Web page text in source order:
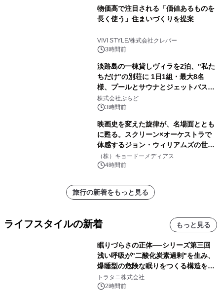
物価高で注目される「価値あるものを
長く使う」住まいづくりを提案
VIVI STYLE/株式会社クレバー
3時間前
淡路島の一棟貸しヴィラを2泊、"私た
ちだけ"の別荘に 1日1組・最大8名
様、プールとサウナとジェットバス付
きで Villa Mon Temps AWAJIの連泊
素泊りプラン
株式会社ぷらど
3時間前
映画史を変えた旋律が、名場面ととも
に甦る。スクリーン×オーケストラで
体感するジョン・ウィリアムズの世
界。ジョン・ウィリアムズ：シネマ・
スペクタキュラー・コンサート 開催決
（株）キョードーメディアス
4時間前
旅行の新着をもっと見る
ライフスタイルの新着 もっと見る
眠りづらさの正体──シリーズ第三回
浅い呼吸が"二酸化炭素過剰"を生み、
爆睡型の危険な眠りをつくる構造を解
説
トラタニ株式会社
2時間前